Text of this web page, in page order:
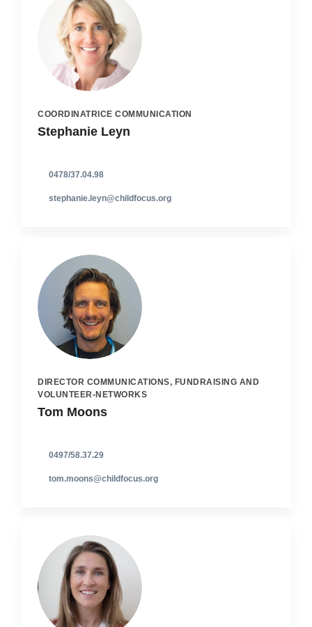
COORDINATRICE COMMUNICATION
Stephanie Leyn
0478/37.04.98
stephanie.leyn@childfocus.org
DIRECTOR COMMUNICATIONS, FUNDRAISING AND
VOLUNTEER-NETWORKS
Tom Moons
0497/58.37.29
tom.moons@childfocus.org